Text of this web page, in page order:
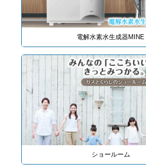
電解水素水生成器MINE
ショールーム